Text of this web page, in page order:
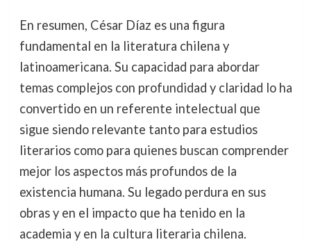
En resumen, César Díaz es una figura
fundamental en la literatura chilena y
latinoamericana. Su capacidad para abordar
temas complejos con profundidad y claridad lo ha
convertido en un referente intelectual que
sigue siendo relevante tanto para estudios
literarios como para quienes buscan comprender
mejor los aspectos más profundos de la
existencia humana. Su legado perdura en sus
obras y en el impacto que ha tenido en la
academia y en la cultura literaria chilena.